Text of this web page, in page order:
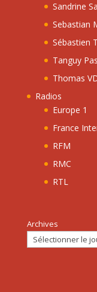
Sandrine
Sebastian
Sébastien
Tanguy
Thomas
Radios
Europe 1
France
RFM
RMC
RTL
Archives